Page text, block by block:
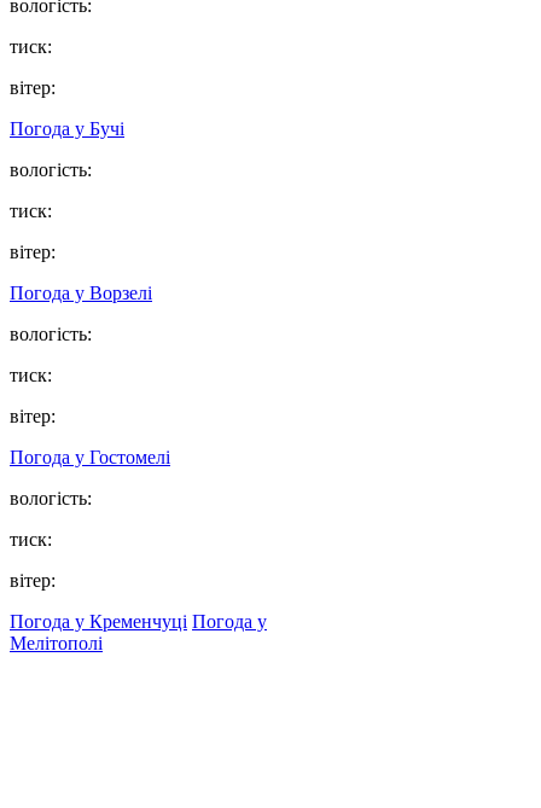
вологість:
тиск:
вітер:
Погода у Бучі
вологість:
тиск:
вітер:
Погода у Ворзелі
вологість:
тиск:
вітер:
Погода у Гостомелі
вологість:
тиск:
вітер:
Погода у Кременчуці Погода у
Мелітополі